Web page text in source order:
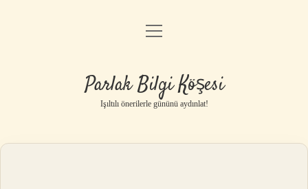
Anasayfa
Yasal Uyarı
menüyü
Parlak Bilgi Köşesi
Işıltılı önerilerle gününü aydınlat!